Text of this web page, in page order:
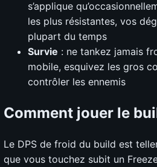
s’applique
les plus résistantes, vos
plupart du temps
Survie : ne tankez jamais
mobile, esquivez les gros
contrôler les ennemis
Comment jouer le
Le DPS de froid du build est
que vous touchez subit un